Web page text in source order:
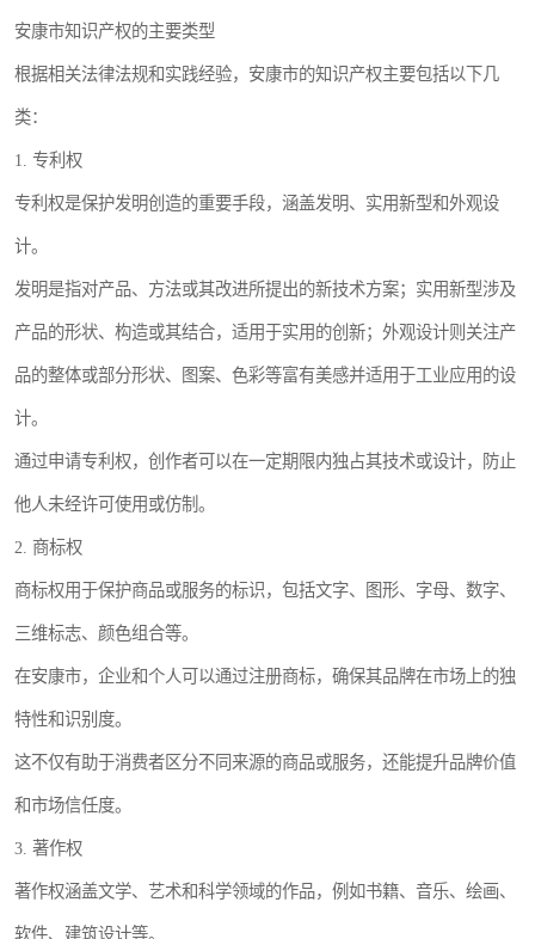
安康市知识产权的主要类型
根据相关法律法规和实践经验，安康市的知识产权主要包括以下几
类：
1. 专利权
专利权是保护发明创造的重要手段，涵盖发明、实用新型和外观设
计。
发明是指对产品、方法或其改进所提出的新技术方案；实用新型涉及
产品的形状、构造或其结合，适用于实用的创新；外观设计则关注产
品的整体或部分形状、图案、色彩等富有美感并适用于工业应用的设
计。
通过申请专利权，创作者可以在一定期限内独占其技术或设计，防止
他人未经许可使用或仿制。
2. 商标权
商标权用于保护商品或服务的标识，包括文字、图形、字母、数字、
三维标志、颜色组合等。
在安康市，企业和个人可以通过注册商标，确保其品牌在市场上的独
特性和识别度。
这不仅有助于消费者区分不同来源的商品或服务，还能提升品牌价值
和市场信任度。
3. 著作权
著作权涵盖文学、艺术和科学领域的作品，例如书籍、音乐、绘画、
软件、建筑设计等。